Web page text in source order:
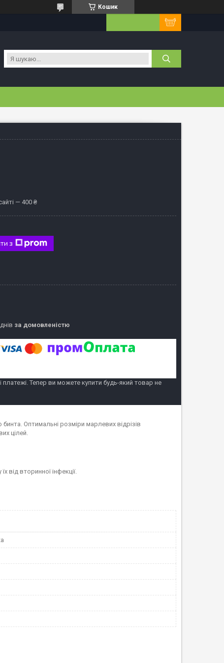
Кошик
— 400 ₴
з
за домовленістю
платежі. Тепер ви можете купити будь-який товар не
Оптимальні розміри марлевих відрізів
цілей.
від вторинної інфекції.